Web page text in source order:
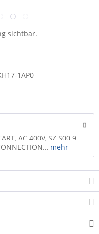
sichtbar.
1AP0
AC 400V, SZ S00 9. .
mehr